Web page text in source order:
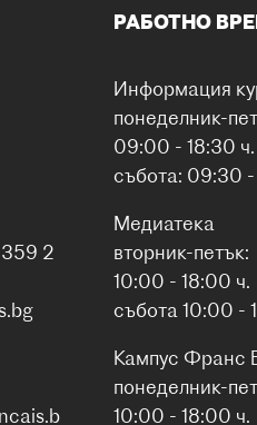
2
РАБОТНО
Информация
понеделник-
09:00 - 18:30 ч.
събота: 09:30 -
Медиатека
вторник-петък:
10:00 - 18:00 ч.
събота 10:00 -
Кампус Франс
понеделник-
10:00 - 18:00 ч.